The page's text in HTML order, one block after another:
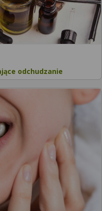
odchudzanie